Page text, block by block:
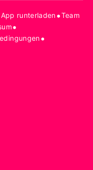
App runterladen•Team
•
•